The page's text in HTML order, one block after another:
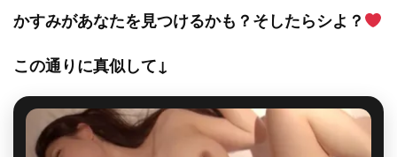
かすみがあなたを見つけるかも？そしたらシよ？
この通りに真似して↓